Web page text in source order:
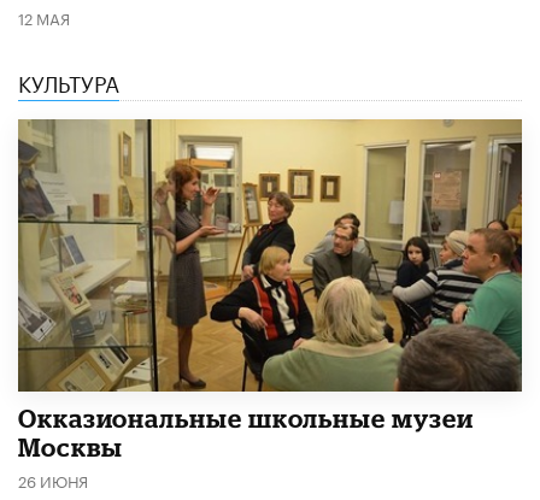
12 МАЯ
КУЛЬТУРА
​Окказиональные школьные музеи
Москвы
26 ИЮНЯ